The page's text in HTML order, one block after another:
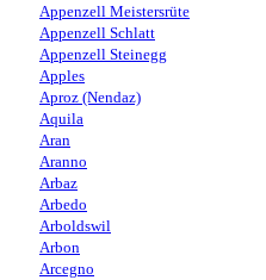
Appenzell Meistersrüte
Appenzell Schlatt
Appenzell Steinegg
Apples
Aproz (Nendaz)
Aquila
Aran
Aranno
Arbaz
Arbedo
Arboldswil
Arbon
Arcegno